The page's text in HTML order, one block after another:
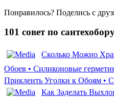
Понравилось? Поделись с
101 совет по
Сколько Можно
Обоев • Силиконовые
Приклеить Уголки к Обоям •
Как Заделать